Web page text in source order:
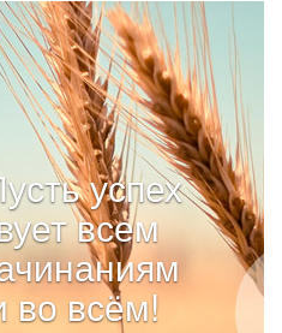
успех
всем
во всём!